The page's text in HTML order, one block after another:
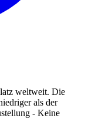
weltweit. Die
als der
- Keine